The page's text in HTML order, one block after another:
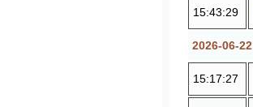
15:43:29
2026-06-22
15:17:27